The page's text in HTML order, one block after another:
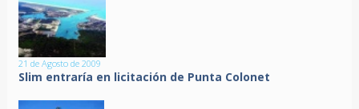
21 de Agosto de 2009
Slim entraría en licitación de Punta Colonet